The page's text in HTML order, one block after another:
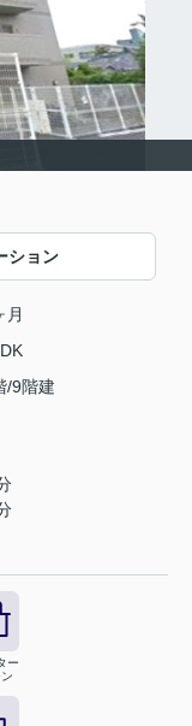
ション
月
/9階建
ー